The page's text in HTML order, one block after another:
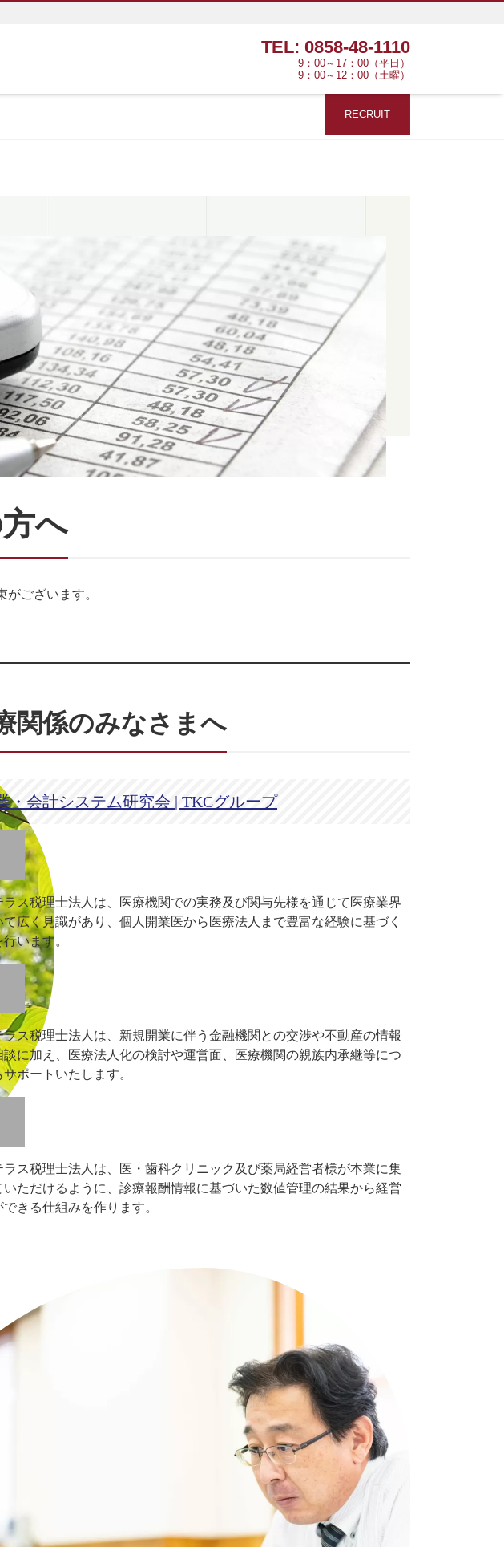
TEL: 0858-48-1110
9：00～17：00（平日）
9：00～12：00（土曜）
RECRUIT
へ
ございます。
関係のみなさまへ
・会計システム研究会 | TKCグループ
ラス税理士法人は、医療機関での実務及び関与先様を通じて医療業界
て広く見識があり、個人開業医から医療法人まで豊富な経験に基づく
います。
ラス税理士法人は、新規開業に伴う金融機関との交渉や不動産の情報
談に加え、医療法人化の検討や運営面、医療機関の親族内承継等につ
ポートいたします。
ラス税理士法人は、医・歯科クリニック及び薬局経営者様が本業に集
いただけるように、診療報酬情報に基づいた数値管理の結果から経営
できる仕組みを作ります。